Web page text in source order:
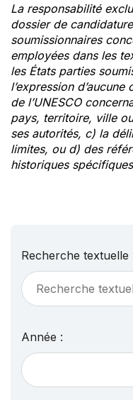
La responsabilité
dossier de
soumissionnaires
employées dans les
les États parties
l’expression
de l’UNESCO
pays, territoire, ville
ses autorités, c) la
limites, ou d) des
historiques
Recherche textuelle
Année :